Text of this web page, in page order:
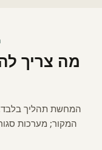
מה צריך
המחשת תהליך בלבד.
המקור; מערכות